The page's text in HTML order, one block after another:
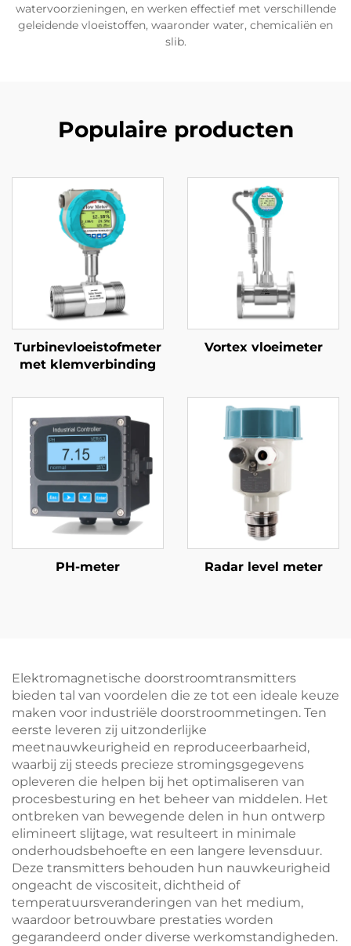
watervoorzieningen, en werken effectief met verschillende
geleidende vloeistoffen, waaronder water, chemicaliën en
slib.
Populaire producten
Turbinevloeistofmeter
met klemverbinding
Vortex vloeimeter
PH-meter Radar level meter
Elektromagnetische doorstroomtransmitters
bieden tal van voordelen die ze tot een ideale keuze
maken voor industriële doorstroommetingen. Ten
eerste leveren zij uitzonderlijke
meetnauwkeurigheid en reproduceerbaarheid,
waarbij zij steeds precieze stromingsgegevens
opleveren die helpen bij het optimaliseren van
procesbesturing en het beheer van middelen. Het
ontbreken van bewegende delen in hun ontwerp
elimineert slijtage, wat resulteert in minimale
onderhoudsbehoefte en een langere levensduur.
Deze transmitters behouden hun nauwkeurigheid
ongeacht de viscositeit, dichtheid of
temperatuursveranderingen van het medium,
waardoor betrouwbare prestaties worden
gegarandeerd onder diverse werkomstandigheden.